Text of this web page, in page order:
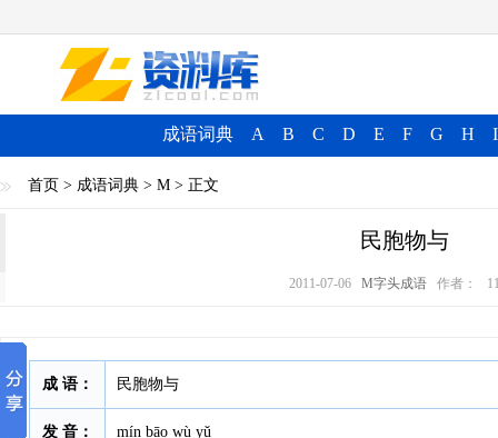
成语词典 A B C D E F G H I
首页 > 成语词典 > M > 正文
民胞物与
2011-07-06 M字头成语 作者：
成 语： 民胞物与
发 音： mín bāo wù yǔ